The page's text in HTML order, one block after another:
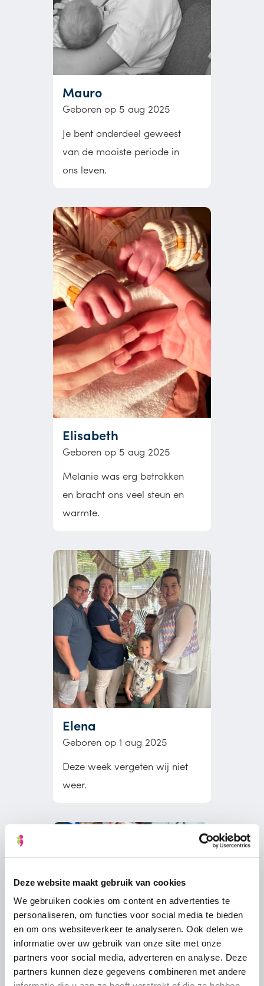
Deze website maakt gebruik van cookies
We gebruiken cookies om content en advertenties te
personaliseren, om functies voor social media te bieden
en om ons websiteverkeer te analyseren. Ook delen we
informatie over uw gebruik van onze site met onze
partners voor social media, adverteren en analyse. Deze
partners kunnen deze gegevens combineren met andere
Mauro
Geboren op 5 aug 2025
Je bent onderdeel geweest
van de mooiste periode in
ons leven.
Elisabeth
Geboren op 5 aug 2025
Melanie was erg betrokken
en bracht ons veel steun en
warmte.
Elena
Geboren op 1 aug 2025
Deze week vergeten wij niet
weer.